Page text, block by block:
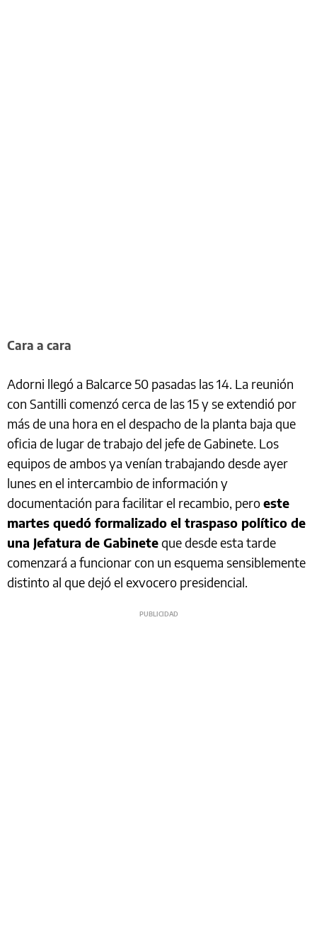
Cara a cara
Adorni llegó a Balcarce 50 pasadas las 14. La reunión
con Santilli comenzó cerca de las 15 y se extendió por
más de una hora en el despacho de la planta baja que
oficia de lugar de trabajo del jefe de Gabinete. Los
equipos de ambos ya venían trabajando desde ayer
lunes en el intercambio de información y
documentación para facilitar el recambio, peroeste
martes quedó formalizado el traspaso político de
una Jefatura de Gabineteque desde esta tarde
comenzará a funcionar con un esquema sensiblemente
distinto al que dejó el exvocero presidencial.